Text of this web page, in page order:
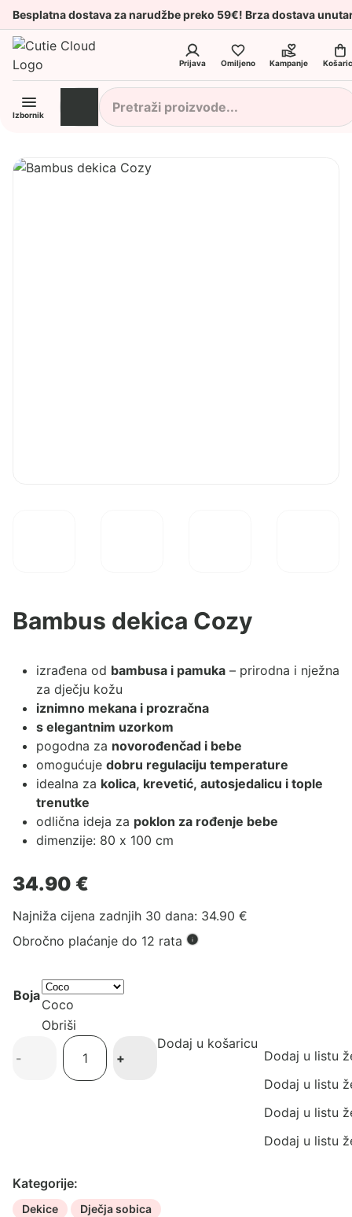
Besplatna dostava za narudžbe preko 59€! Brza dostava
Prijava Omiljeno Kampanje
Izbornik
Bambus dekica Cozy
izrađena od bambusa i pamuka – prirodna i nježna
za dječju kožu
iznimno mekana i prozračna
s elegantnim uzorkom
pogodna za novorođenčad i bebe
omogućuje dobru regulaciju temperature
idealna za kolica, krevetić, autosjedalicu i tople
trenutke
odlična ideja za poklon za rođenje bebe
dimenzije: 80 x 100 cm
34.90 €
Najniža cijena zadnjih 30 dana: 34.90 €
Obročno plaćanje do 12 rata
Boja
Coco
Obriši
dekica
- +
Dodaj u košaricu
Dodaj u listu
Dodaj u listu
Dodaj u listu
Dodaj u listu
Kategorije:
Dekice Dječja sobica